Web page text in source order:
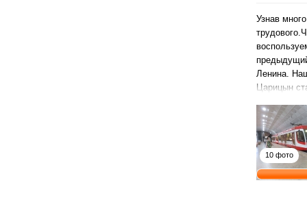
Узнав
Ленина.
Царицын
10 фото